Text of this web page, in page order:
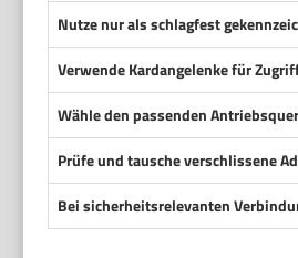
Nutze nur als schlagfest
Verwende Kardangelenke für
Wähle den passenden
Prüfe und tausche verschlissene
Bei sicherheitsrelevanten